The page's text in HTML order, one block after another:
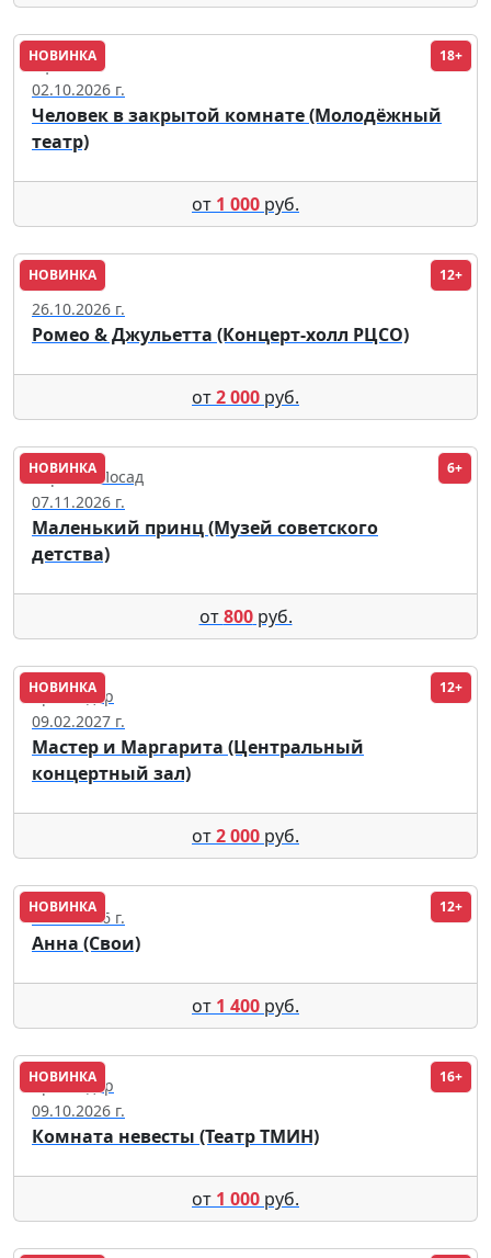
НОВИНКА 18+
Уфа
02.10.2026 г.
Человек в закрытой комнате (Молодёжный
театр)
от 1 000 руб.
НОВИНКА 12+
Омск
26.10.2026 г.
Ромео & Джульетта (Концерт-холл РЦСО)
от2 000 руб.
НОВИНКА 6+
Сергиев Посад
07.11.2026 г.
Маленький принц (Музей советского
детства)
от800руб.
НОВИНКА 12+
Краснодар
09.02.2027 г.
Мастер и Маргарита (Центральный
концертный зал)
от2 000 руб.
НОВИНКА 12+
28.08.2026 г.
Анна (Свои)
от 1 400 руб.
НОВИНКА 16+
Краснодар
09.10.2026 г.
Комната невесты (Театр ТМИН)
от 1 000 руб.